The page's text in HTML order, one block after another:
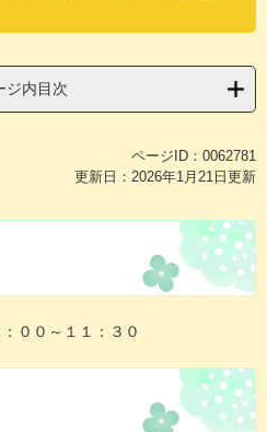
ジ内目次
ページID：0062781
更新日：2026年1月21日更新
００～１１：３０